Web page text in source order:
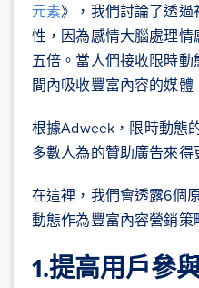
元素》，我們討論了透
性，因為感情大腦處理
五倍。當人們接收限時
間內吸收豐富內容的媒體
根據Adweek，限時動態
多數人為的贊助廣告來得
在這裡，我們會透露6個
動態作為豐富內容營銷策
1.提高用戶參